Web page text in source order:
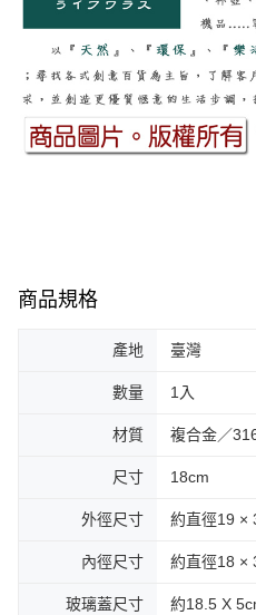
商品規格
產地 臺灣
數量 1入
材質 複合金／
尺寸 18cm
外徑尺寸 約直徑19 ×
內徑尺寸 約直徑18 ×
玻璃蓋尺寸 約18.5 X